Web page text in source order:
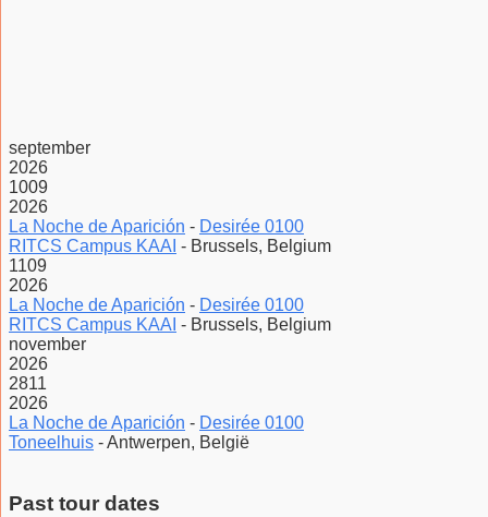
september
2026
1009
2026
La Noche de Aparición - Desirée 0100
RITCS Campus KAAI - Brussels, Belgium
1109
2026
La Noche de Aparición - Desirée 0100
RITCS Campus KAAI - Brussels, Belgium
november
2026
2811
2026
La Noche de Aparición - Desirée 0100
Toneelhuis -Antwerpen, België
Past tour dates